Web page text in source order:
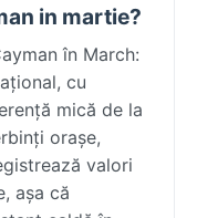
in martie?
în March:
cu
mică de la
orașe,
valori
așa că